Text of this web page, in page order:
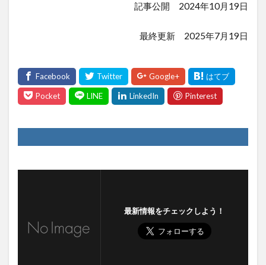
記事公開 2024年10月19日
最終更新 2025年7月19日
最新情報をチェックしよう！